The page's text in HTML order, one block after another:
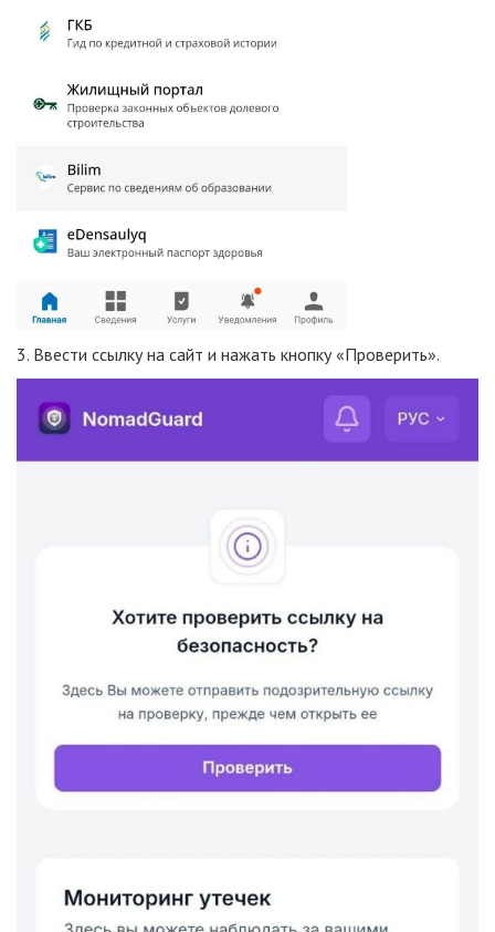
3. Ввести ссылку на сайт и нажать кнопку «Проверить».